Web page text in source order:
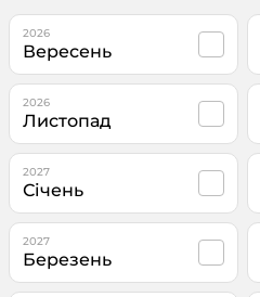
2026
Вересень
2026
Листопад
2027
Січень
2027
Березень